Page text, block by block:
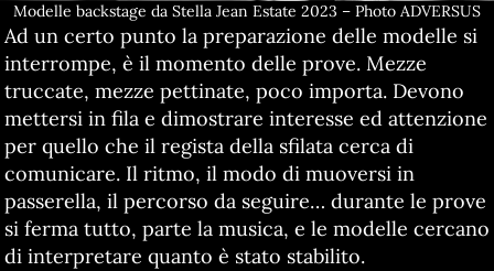
Modelle backstage da Stella Jean Estate 2023 – Photo ADVERSUS
Ad un certo punto la preparazione delle modelle si
interrompe, è il momento delle prove. Mezze
truccate, mezze pettinate, poco importa. Devono
mettersi in fila e dimostrare interesse ed attenzione
per quello che il regista della sfilata cerca di
comunicare. Il ritmo, il modo di muoversi in
passerella, il percorso da seguire… durante le prove
si ferma tutto, parte la musica, e le modelle cercano
di interpretare quanto è stato stabilito.